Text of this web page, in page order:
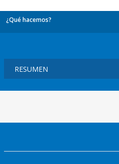
¿Qué hacemos?